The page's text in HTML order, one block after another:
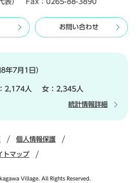
表） Fax：0265-88-3890
お問い合わせ
8年7月1日）
2,174人 女： 2,345人
統計情報詳細
個人情報保護
トマップ
Village. All Rights Reserved.